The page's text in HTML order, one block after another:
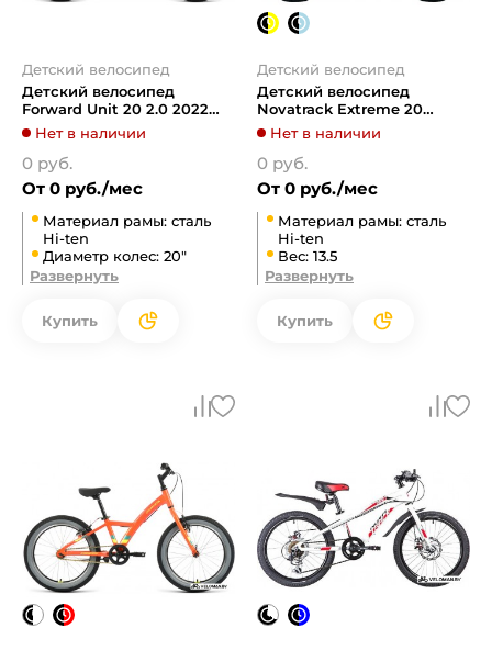
Детский велосипед
Детский велосипед
Forward Unit 20 2.0 2022
(ярко-зеленый/черный)
Нет в наличии
0 руб.
От 0 руб./мес
Материал рамы: сталь
Hi-ten
Диаметр колес: 20"
Развернуть
Купить
Детский велосипед
Детский велосипед
Novatrack Extreme 20
(зеленый/черный, 2019)
Нет в наличии
0 руб.
От 0 руб./мес
Материал рамы: сталь
Hi-ten
Вес: 13.5
Развернуть
Купить